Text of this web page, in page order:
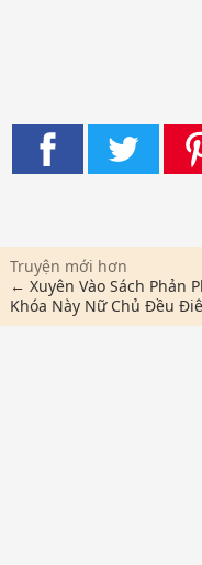
Truyện mới hơn
← Xuyên Vào Sách Phản
Khóa Này Nữ Chủ Đều